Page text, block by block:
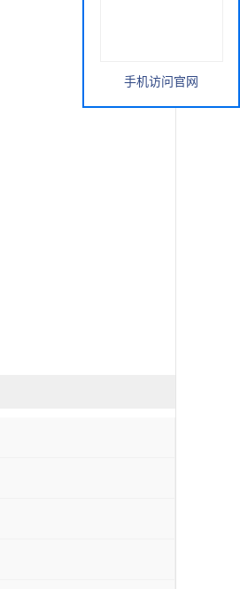
手机访问官网